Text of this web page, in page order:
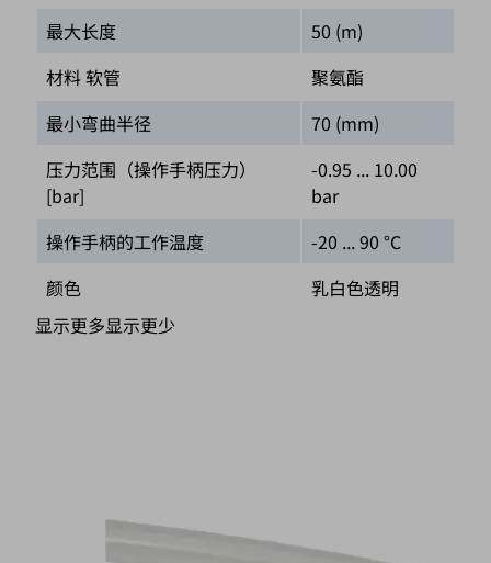
最大长度
50 (m)
材料 软管
聚氨酯
最小弯曲半径
70 (mm)
压力范围（操作手柄压力）
[bar]
-0.95 ... 10.00
bar
操作手柄的工作温度
-20 ... 90 °C
颜色
乳白色透明
显示更多显示更少